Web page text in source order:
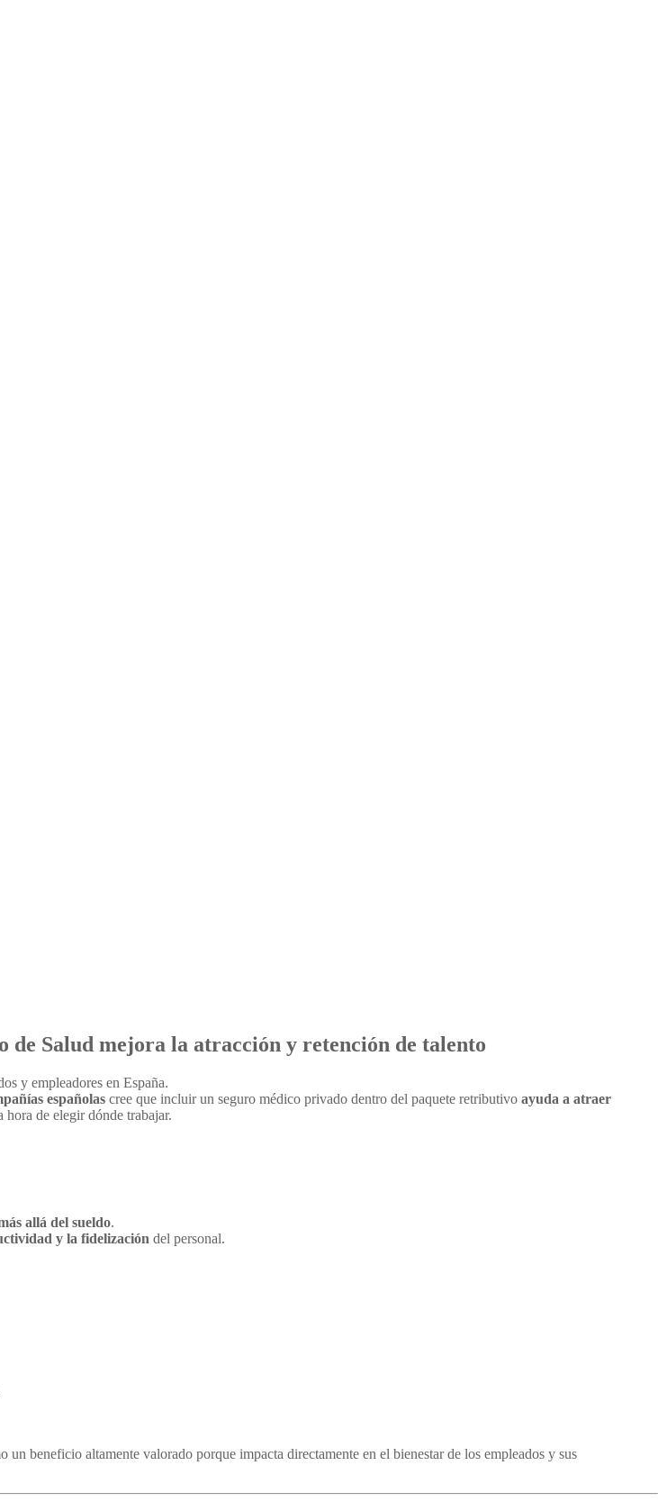
de Salud mejora la atracción y retención de talento
y empleadores en España.
españolas cree que incluir un seguro médico privado dentro del paquete retributivo ayuda a atraer
hora de elegir dónde trabajar.
allá del sueldo.
y la fidelización del personal.
beneficio altamente valorado porque impacta directamente en el bienestar de los empleados y sus